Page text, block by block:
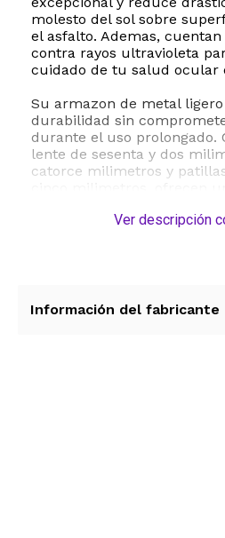
molesto del sol sobre
el asfalto. Ademas,
contra rayos ultravioleta
cuidado de tu salud ocular
Su armazon de metal
durabilidad sin
durante el uso prolongado.
lente de sesenta y dos
catorce milimetros y
rostros de adultos. El
Para mantener tus lentes
Ver descripción
Información del fabricante